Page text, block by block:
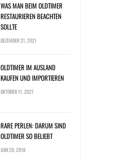
WAS MAN BEIM OLDTIMER
RESTAURIEREN BEACHTEN
SOLLTE
DEZEMBER 21, 2021
OLDTIMER IM AUSLAND
KAUFEN UND IMPORTIEREN
OKTOBER 11, 2021
RARE PERLEN: DARUM SIND
OLDTIMER SO BELIEBT
JUNI 20, 2018